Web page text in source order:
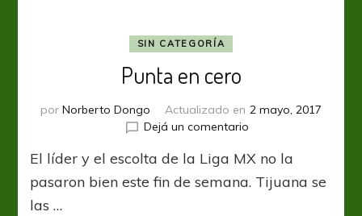
SIN CATEGORÍA
Punta en cero
por Norberto Dongo Actualizado en 2 mayo, 2017
Dejá un comentarioen
en
cero
El líder y el escolta de la Liga MX no la
pasaron bien este fin de semana. Tijuana se
las …